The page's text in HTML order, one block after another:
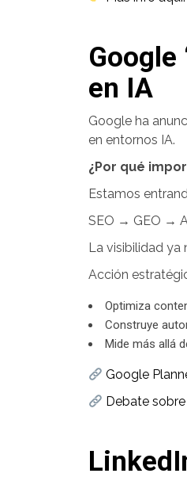
en IA
Google ha
en entornos IA.
¿Por qué
Estamos
SEO → GEO →
La visibilidad ya
Acción
Optimiza
Construye
Mide más allá
Google
Debate